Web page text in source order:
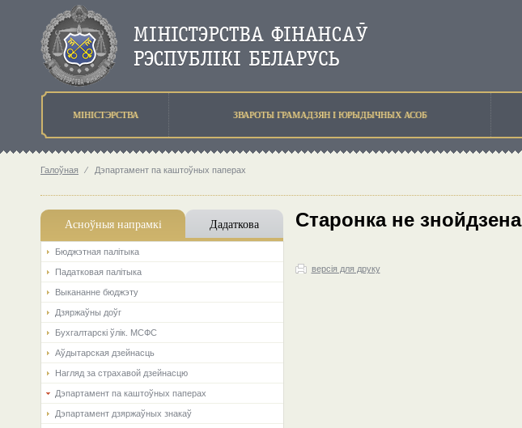
МIНIСТЭРСТВА ЗВАРОТЫ ГРАМАДЗЯН I ЮРЫДЫЧНЫХ АСОБ
Галоўная ⁄ Дэпартамент па каштоўных паперах
Асноўныя напрамкi Дадаткова
Бюджэтная палiтыка
Падатковая палітыка
Выкананне бюджэту
Дзяржаўны доўг
Бухгалтарскі ўлік. МСФС
Аўдытарская дзейнасць
Нагляд за страхавой дзейнасцю
Дэпартамент па каштоўных паперах
Дэпартамент дзяржаўных знакаў
Старонка не знойдзена
версія для друку